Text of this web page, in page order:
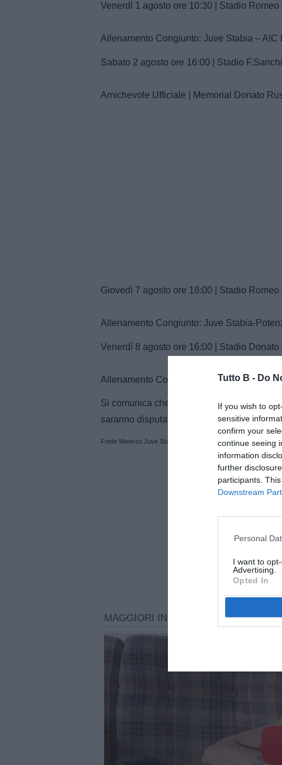
Tutto B - Do
If you wish to
sensitive
confirm your
continue seeing
information
further
participants.
Downstream
Personal
I want to
Advertising.
Opted In
Venerdì 1 agosto ore 10:30 | Stadio
Allenamento Congiunto: Juve Stabia – AIC
Sabato 2 agosto ore 16:00 | Stadio
Amichevole Ufficiale | Memorial Donato
Giovedì 7 agosto ore 18:00 | Stadio
Allenamento Congiunto: Juve Stabia-
Venerdì 8 agosto ore 16:00 | Stadio
Allenamento Congiunto: Picerno – Juve
Si comunica che le gare potranno subire
saranno disputati a porte ch
Fonte Www.ss Juve Stabia.it